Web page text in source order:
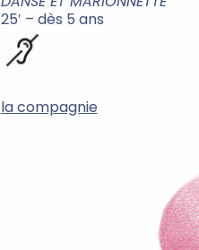
25′ – dès 5 ans
la compagnie